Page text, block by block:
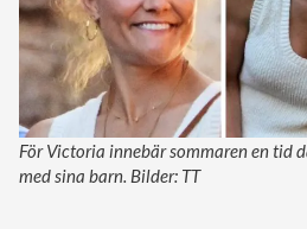
För Victoria innebär sommaren en tid
med sina barn. Bilder: TT